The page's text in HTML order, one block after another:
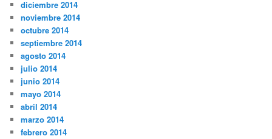
diciembre 2014
noviembre 2014
octubre 2014
septiembre 2014
agosto 2014
julio 2014
junio 2014
mayo 2014
abril 2014
marzo 2014
febrero 2014